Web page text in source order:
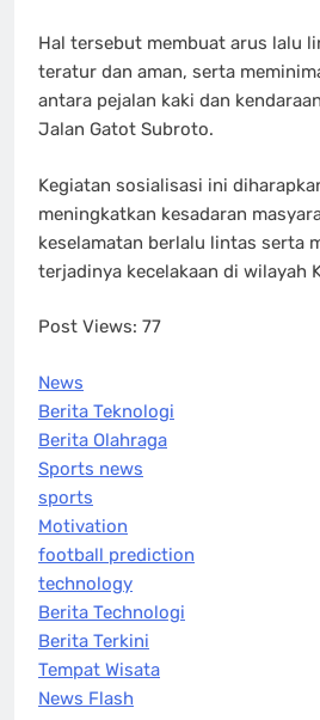
Hal tersebut membuat arus lalu
teratur dan aman, serta
antara pejalan kaki dan
Jalan Gatot Subroto.
Kegiatan sosialisasi ini
meningkatkan kesadaran
keselamatan berlalu lintas serta
terjadinya kecelakaan di wilayah
Post Views: 77
News
Berita Teknologi
Berita Olahraga
Sports news
sports
Motivation
football prediction
technology
Berita Technologi
Berita Terkini
Tempat Wisata
News Flash